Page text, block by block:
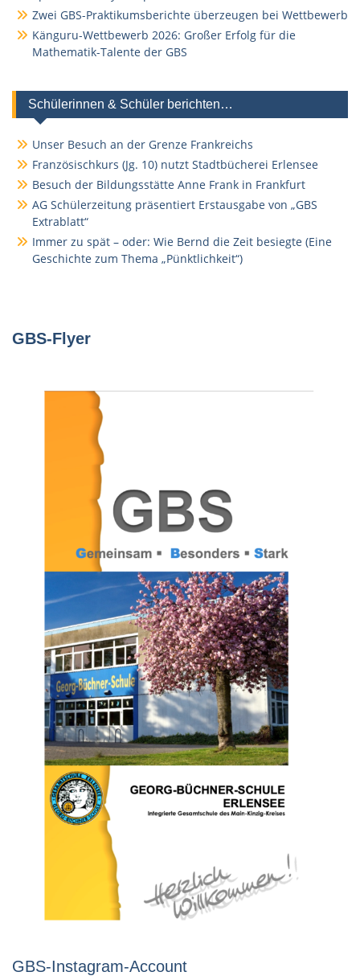
Zwei GBS-Praktikumsberichte überzeugen bei Wettbewerb
Känguru-Wettbewerb 2026: Großer Erfolg für die
Mathematik-Talente der GBS
Schülerinnen & Schüler berichten…
Unser Besuch an der Grenze Frankreichs
Französischkurs (Jg. 10) nutzt Stadtbücherei Erlensee
Besuch der Bildungsstätte Anne Frank in Frankfurt
AG Schülerzeitung präsentiert Erstausgabe von „GBS
Extrablatt“
Immer zu spät – oder: Wie Bernd die Zeit besiegte (Eine
Geschichte zum Thema „Pünktlichkeit“)
GBS-Flyer
GBS-Instagram-Account